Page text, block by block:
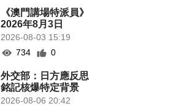
《澳門講場特派員》
2026年8月3日
2026-08-03 15:19
734
0
外交部：日方應反思
銘記核爆特定背景
2026-08-06 20:42